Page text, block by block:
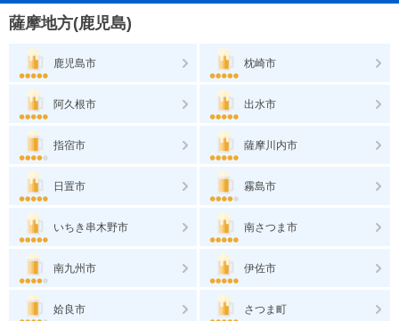
薩摩地方(鹿児島)
鹿児島市 枕崎市
阿久根市 出水市
指宿市 薩摩川内市
日置市 霧島市
いちき串木野市 南さつま市
南九州市 伊佐市
姶良市 さつま町